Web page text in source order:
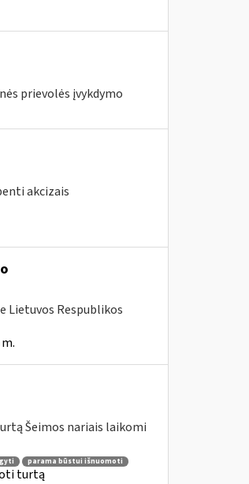
prievolės įvykdymo
akcizais
Lietuvos Respublikos
Šeimos nariais laikomi
parama būstui išnuomoti
turtą